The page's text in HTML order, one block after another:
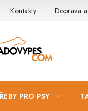
Kontakty Doprava
PRO PSY